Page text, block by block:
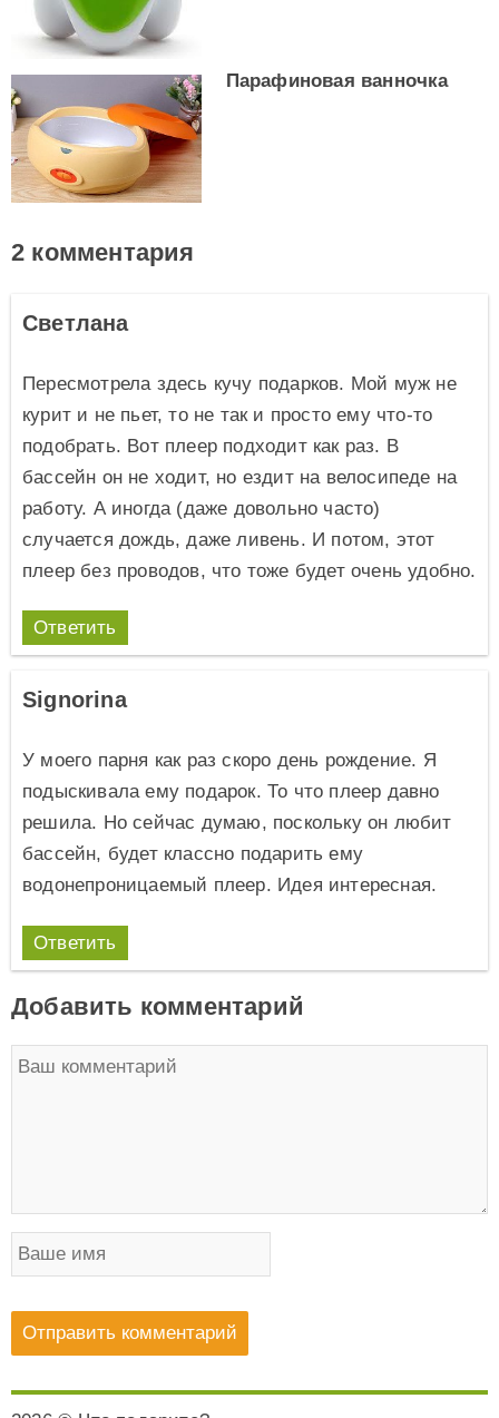
Парафиновая ванночка
2 комментария
Светлана
Пересмотрела здесь кучу подарков. Мой муж не
курит и не пьет, то не так и просто ему что-то
подобрать. Вот плеер подходит как раз. В
бассейн он не ходит, но ездит на велосипеде на
работу. А иногда (даже довольно часто)
случается дождь, даже ливень. И потом, этот
плеер без проводов, что тоже будет очень удобно.
Ответить
Signorina
У моего парня как раз скоро день рождение. Я
подыскивала ему подарок. То что плеер давно
решила. Но сейчас думаю, поскольку он любит
бассейн, будет классно подарить ему
водонепроницаемый плеер. Идея интересная.
Ответить
Добавить комментарий